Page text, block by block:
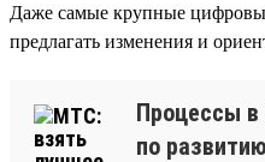
Даже самые крупные
предлагать изменения и
Процессы в
по